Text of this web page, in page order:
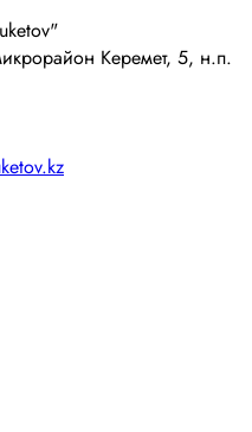
Керемет, 5, н.п.